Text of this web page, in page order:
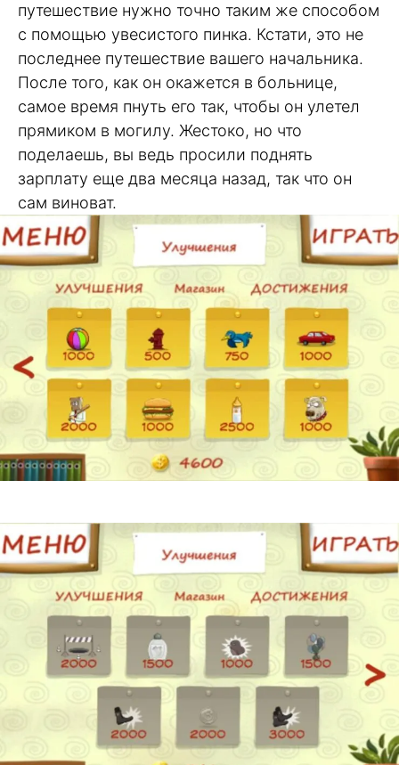
путешествие нужно точно таким же способом
с помощью увесистого пинка. Кстати, это не
последнее путешествие вашего начальника.
После того, как он окажется в больнице,
самое время пнуть его так, чтобы он улетел
прямиком в могилу. Жестоко, но что
поделаешь, вы ведь просили поднять
зарплату еще два месяца назад, так что он
сам виноват.